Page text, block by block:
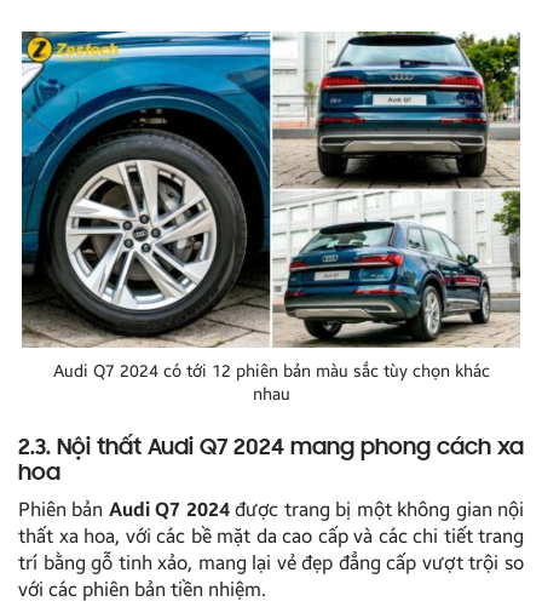
Audi Q7 2024 có tới 12 phiên bản màu sắc tùy chọn khác
nhau
2.3. Nội thất Audi Q7 2024 mang phong cách xa
hoa
Phiên bản Audi Q7 2024được trang bị một không gian nội
thất xa hoa, với các bề mặt da cao cấp và các chi tiết trang
trí bằng gỗ tinh xảo, mang lại vẻ đẹp đẳng cấp vượt trội so
với các phiên bản tiền nhiệm.